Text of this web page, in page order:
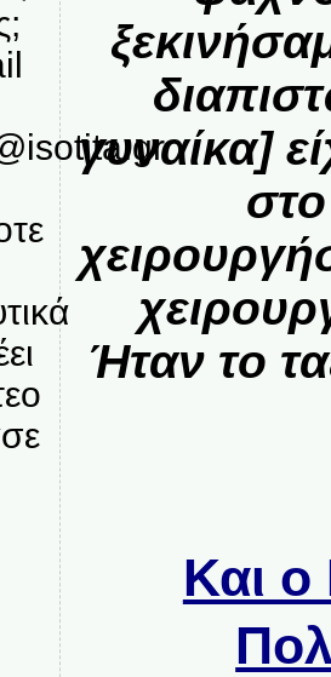
γυναίκα]
Ήταν το
Και ο